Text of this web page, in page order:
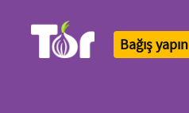
Bağış yapın